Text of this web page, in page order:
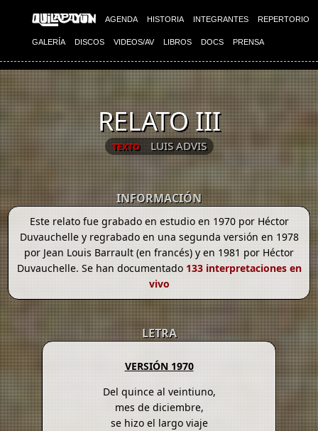
AGENDA HISTORIA INTEGRANTES REPERTORIO
GALERÍA DISCOS VIDEOS/AV LIBROS DOCS PRENSA
RELATO III
TEXTO LUIS ADVIS
INFORMACIÓN
Este relato fue grabado en estudio en 1970 por Héctor
Duvauchelle y regrabado en una segunda versión en 1978
por Jean Louis Barrault (en francés) y en 1981 por Héctor
Duvauchelle. Se han documentado133 interpretaciones en
vivo
LETRA
VERSIÓN 1970
Del quince al veintiuno,
mes de diciembre,
se hizo el largo viaje